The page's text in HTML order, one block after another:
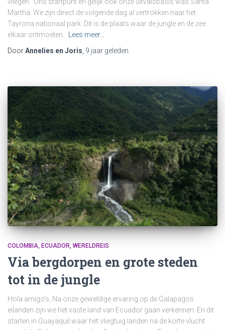
vliegen. Ons startpunt en gelijk ook onze uitvalsbasis was Santa
Martha. We zijn direct de volgende dag al vertrokken naar het
Tayrona nationaal park. Dit is de plaats waar de jungle en de zee
elkaar ontmoeten.
Lees meer…
DoorAnnelies en Joris, 9 jaar geleden
COLOMBIA ECUADOR WERELDREIS
Via bergdorpen en grote steden
tot in de jungle
Hola amigo’s, Na onze geweldige ervaring op de Galapagos
eilanden zijn we het vaste land van Ecuador gaan verkennen. En dit
starten in Guayaquil waar het vliegtuig landen na de korte vlucht